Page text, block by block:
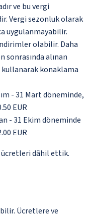
ve bu vergi
Vergi sezonluk olarak
uygulanmayabilir.
olabilir. Daha
alınan
konaklama
- 31 Mart döneminde,
EUR
- 31 Ekim döneminde
EUR
dâhil ettik.
Ücretlere ve